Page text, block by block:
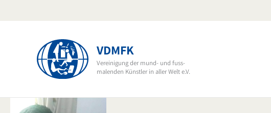
VDMFK
Vereinigung der mund- und fuss-
malenden Künstler in aller Welt e.V.